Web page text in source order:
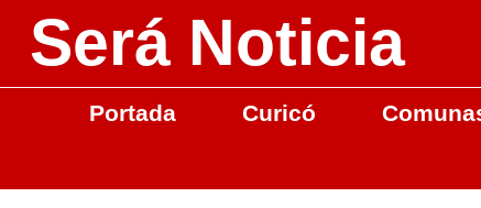
Será Noticia
Portada Curicó